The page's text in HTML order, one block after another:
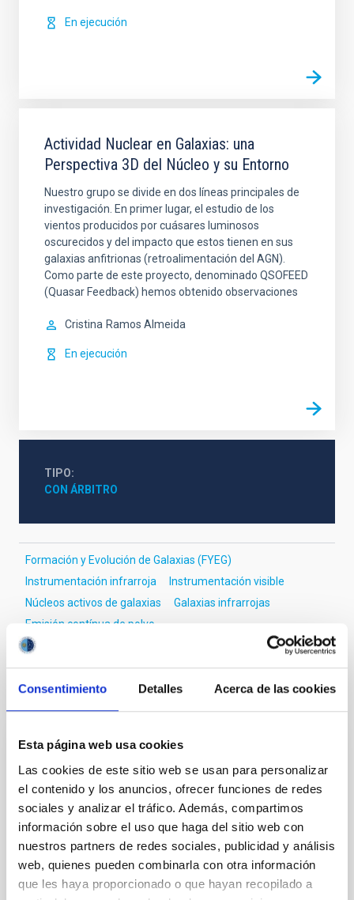
Consentimiento Detalles Acerca de las cookies
Esta página web usa cookies
Las cookies de este sitio web se usan para personalizar
el contenido y los anuncios, ofrecer funciones de redes
sociales y analizar el tráfico. Además, compartimos
información sobre el uso que haga del sitio web con
nuestros partners de redes sociales, publicidad y análisis
web, quienes pueden combinarla con otra información
que les haya proporcionado o que hayan recopilado a
En ejecución
Actividad Nuclear en Galaxias: una
Perspectiva 3D del Núcleo y su Entorno
Nuestro grupo se divide en dos líneas principales de
investigación. En primer lugar, el estudio de los
vientos producidos por cuásares luminosos
oscurecidos y del impacto que estos tienen en sus
galaxias anfitrionas (retroalimentación del AGN).
Como parte de este proyecto, denominado QSOFEED
(Quasar Feedback) hemos obtenido observaciones
Cristina Ramos Almeida
En ejecución
TIPO
CON ÁRBITRO
Formación y Evolución de Galaxias (FYEG)
Instrumentación infrarroja
Instrumentación visible
Núcleos activos de galaxias
Galaxias infrarrojas
Emisión contínua de polvo
Te puede interesar
The impact of star formation histories on
the inner dark matter density slopes of
galaxies
Aims. We aim to investigate the connection between
star formation histories (SFHs) and the inner dark
matter density profiles of simulated galaxies. In